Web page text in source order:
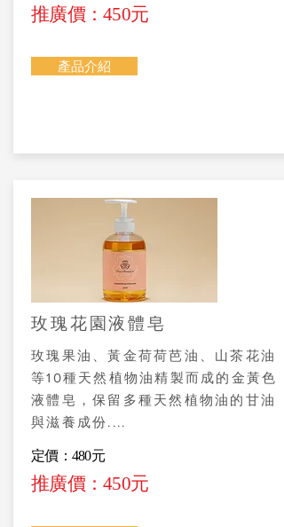
推廣價：450元
產品介紹
玫瑰花園液體皂
玫瑰果油、黃金荷荷芭油、山茶花油
等10種天然植物油精製而成的金黃色
液體皂，保留多種天然植物油的甘油
與滋養成份....
定價：480元
推廣價：450元